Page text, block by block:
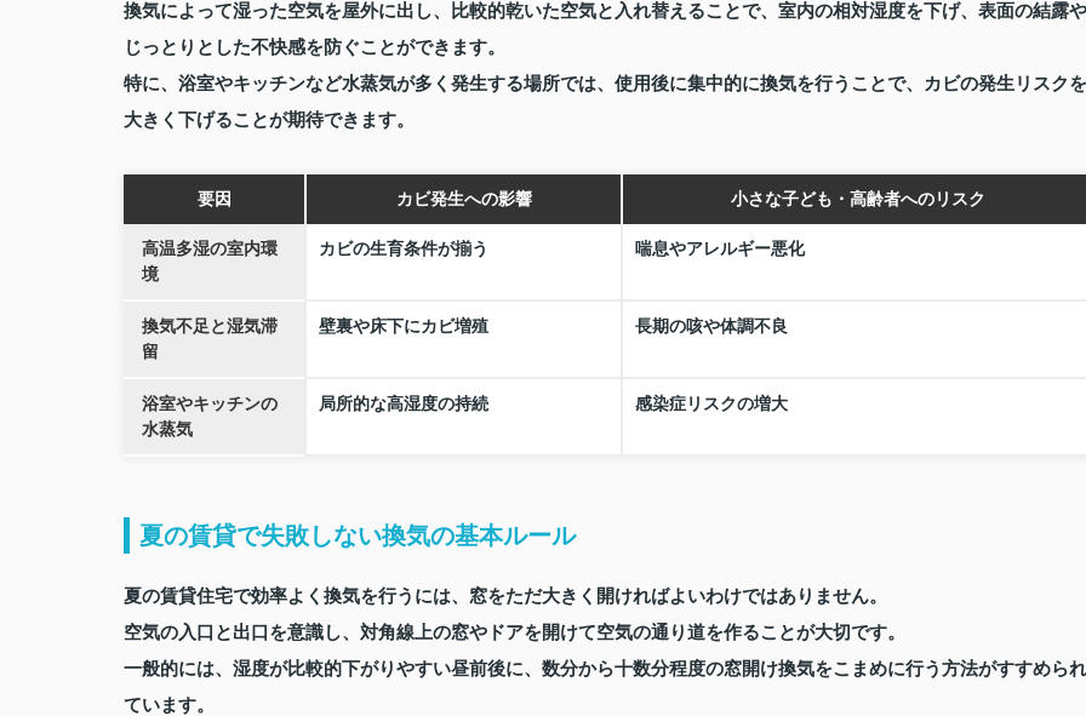
換気によって湿った空気を屋外に出し、比較的乾いた空気と入れ替えることで、室内の相対湿度を下げ、表面の結露や
じっとりとした不快感を防ぐことができます。
特に、浴室やキッチンなど水蒸気が多く発生する場所では、使用後に集中的に換気を行うことで、カビの発生リスクを
大きく下げることが期待できます。
要因 カビ発生への影響 小さな子ども・高齢者へのリスク
高温多湿の室内環
境
カビの生育条件が揃う 喘息やアレルギー悪化
換気不足と湿気滞
留
壁裏や床下にカビ増殖 長期の咳や体調不良
浴室やキッチンの
水蒸気
局所的な高湿度の持続 感染症リスクの増大
夏の賃貸で失敗しない換気の基本ルール
夏の賃貸住宅で効率よく換気を行うには、窓をただ大きく開ければよいわけではありません。
空気の入口と出口を意識し、対角線上の窓やドアを開けて空気の通り道を作ることが大切です。
一般的には、湿度が比較的下がりやすい昼前後に、数分から十数分程度の窓開け換気をこまめに行う方法がすすめられ
ています。